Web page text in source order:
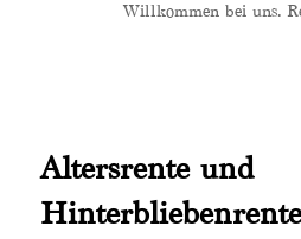
Willkommen bei uns.
Altersrente und